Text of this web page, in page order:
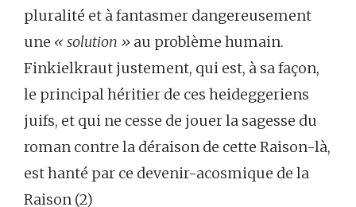
pluralité et à fantasmer dangereusement
une « solution » au problème humain.
Finkielkraut justement, qui est, à sa façon,
le principal héritier de ces heideggeriens
juifs, et qui ne cesse de jouer la sagesse du
roman contre la déraison de cette Raison-là,
est hanté par ce devenir-acosmique de la
Raison (2)